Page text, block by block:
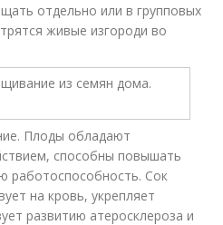
отдельно или в групповых
живые изгороди во
Плоды обладают
способны повышать
работоспособность. Сок
на кровь, укрепляет
развитию атеросклероза и